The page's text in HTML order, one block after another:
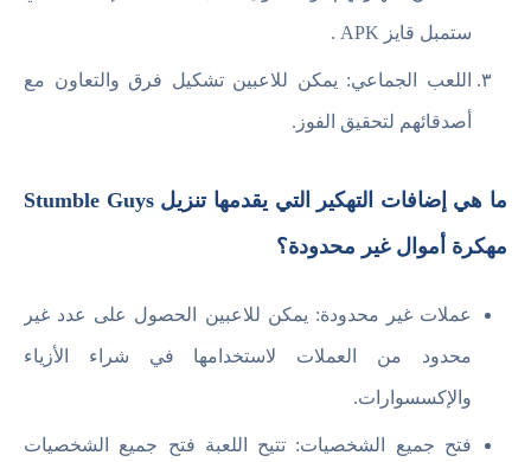
ستمبل قايز APK .
اللعب الجماعي: يمكن للاعبين تشكيل فرق والتعاون مع
أصدقائهم لتحقيق الفوز.
ما هي إضافات التهكير التي يقدمها تنزيل Stumble Guys
مهكرة أموال غير محدودة؟
عملات غير محدودة: يمكن للاعبين الحصول على عدد غير
محدود من العملات لاستخدامها في شراء الأزياء
والإكسسوارات.
فتح جميع الشخصيات: تتيح اللعبة فتح جميع الشخصيات